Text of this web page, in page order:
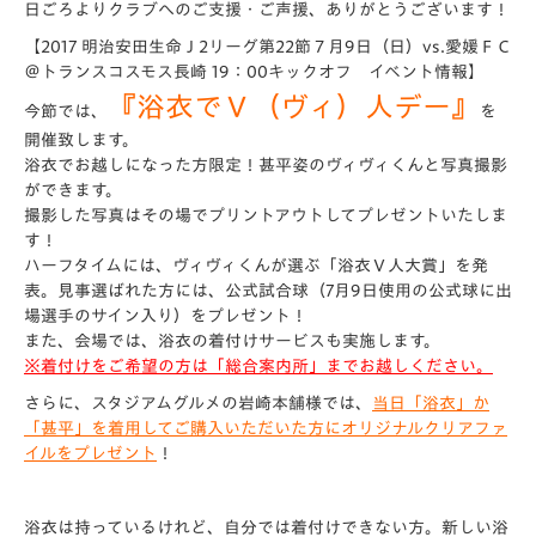
日ごろよりクラブへのご支援・ご声援、ありがとうございます！
【2017 明治安田生命Ｊ2リーグ第22節７月9日（日）vs.愛媛ＦＣ
＠トランスコスモス長崎 19：00キックオフ イベント情報】
今節では、 『浴衣でＶ（ヴィ）人デー』
を
開催致します。
浴衣でお越しになった方限定！甚平姿のヴィヴィくんと写真撮影
ができます。
撮影した写真はその場でプリントアウトしてプレゼントいたしま
す！
ハーフタイムには、ヴィヴィくんが選ぶ「浴衣Ｖ人大賞」を発
表。見事選ばれた方には、公式試合球（7月9日使用の公式球に出
場選手のサイン入り）をプレゼント！
また、会場では、 浴衣の着付けサービス も実施します。
※着付けをご希望の方は「総合案内所」までお越しください。
さらに、スタジアムグルメの岩崎本舗様では、
当日「浴衣」か
「甚平」を着用してご購入いただいた方にオリジナルクリアファ
イルをプレゼント ！
浴衣は持っているけれど、自分では着付けできない方。新しい浴